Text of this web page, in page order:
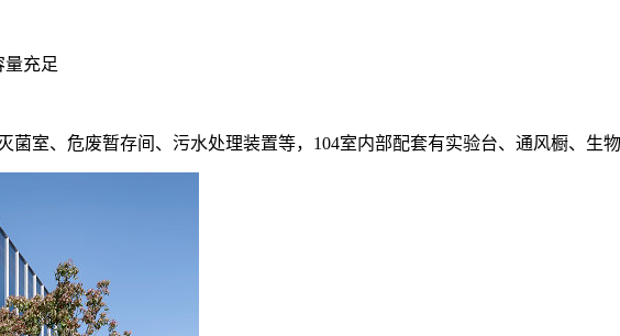
量充足
菌室、危废暂存间、污水处理装置等，104室内部配套有实验台、通风橱、生